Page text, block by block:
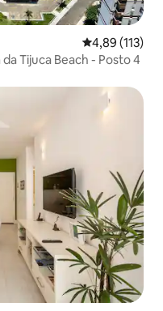
Средна
4,89 (113)
Tijuca Beach - Posto 4